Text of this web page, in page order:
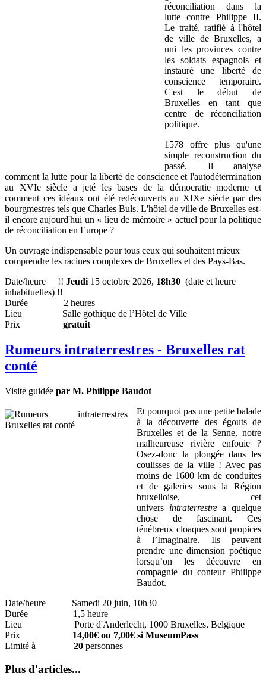
réconciliation dans la
lutte contre Philippe II.
Le traité, ratifié à l'hôtel
de ville de Bruxelles, a
uni les provinces contre
les soldats espagnols et
instauré une liberté de
conscience temporaire.
C'est le début de
Bruxelles en tant que
centre de réconciliation
politique.
1578 offre plus qu'une
simple reconstruction du
passé. Il analyse
comment la lutte pour la liberté de conscience et l'autodétermination
au XVIe siècle a jeté les bases de la démocratie moderne et
comment ces idéaux ont été redécouverts au XIXe siècle par des
bourgmestres tels que Charles Buls. L'hôtel de ville de Bruxelles est-
il encore aujourd'hui un « lieu de mémoire » actuel pour la politique
de réconciliation en Europe ?
Un ouvrage indispensable pour tous ceux qui souhaitent mieux
comprendre les racines complexes de Bruxelles et des Pays-Bas.
Date/heure !! Jeudi15 octobre 2026, 18h30 (date et heure
inhabituelles) !!
Durée 2 heures
Lieu Salle gothique de l’Hôtel de Ville
Prix gratuit
Rumeurs intraterrestres - Bruxelles rat
conté
Visite guidée par M. Philippe Baudot
Et pourquoi pas une petite balade
à la découverte des égouts de
Bruxelles et de la Senne, notre
malheureuse rivière enfouie ?
Osez-donc la plongée dans les
coulisses de la ville ! Avec pas
moins de 1600 km de conduites
et de galeries sous la Région
bruxelloise, cet
univers intraterrestrea quelque
chose de fascinant. Ces
ténébreux cloaques sont propices
à l’Imaginaire. Ils peuvent
prendre une dimension poétique
lorsqu’on les découvre en
compagnie du conteur Philippe
Baudot.
Date/heure Samedi 20 juin, 10h30
Durée 1,5 heure
Lieu Porte d'Anderlecht, 1000 Bruxelles, Belgique
Prix 14,00€ ou 7,00€ si MuseumPass
Limité à 20 personnes
Plus d'articles...